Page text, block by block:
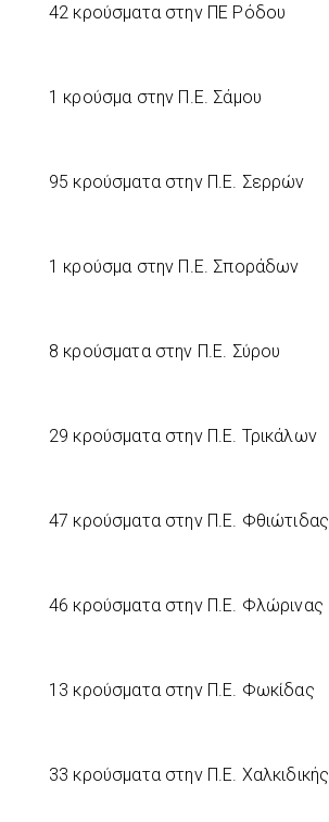
42 κρούσματα στην ΠΕ Ρόδου
1 κρούσμα στην Π.Ε. Σάμου
95 κρούσματα στην Π.Ε. Σερρών
1 κρούσμα στην Π.Ε. Σποράδων
8 κρούσματα στην Π.Ε. Σύρου
29 κρούσματα στην Π.Ε. Τρικάλων
47 κρούσματα στην Π.Ε. Φθιώτιδας
46 κρούσματα στην Π.Ε. Φλώρινας
13 κρούσματα στην Π.Ε. Φωκίδας
33 κρούσματα στην Π.Ε. Χαλκιδικής